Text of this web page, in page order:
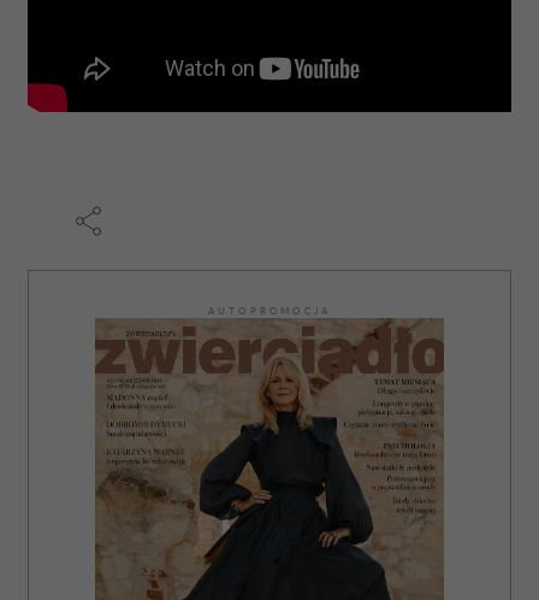
AUTOPROMOCJA